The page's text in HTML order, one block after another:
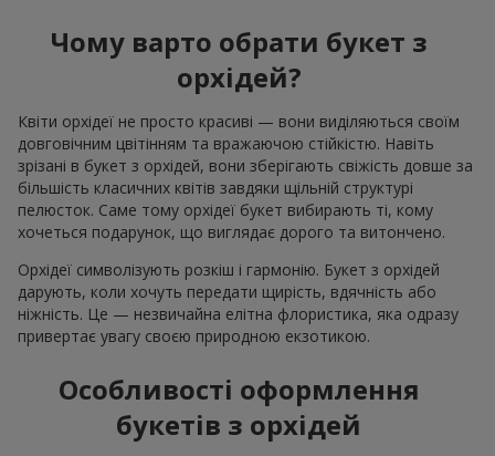
Чому варто обрати букет з
орхідей?
Квіти орхідеї не просто красиві — вони виділяються своїм
довговічним цвітінням та вражаючою стійкістю. Навіть
зрізані в букет з орхідей, вони зберігають свіжість довше за
більшість класичних квітів завдяки щільній структурі
пелюсток. Саме тому орхідеї букет вибирають ті, кому
хочеться подарунок, що виглядає дорого та витончено.
Орхідеї символізують розкіш і гармонію. Букет з орхідей
дарують, коли хочуть передати щирість, вдячність або
ніжність. Це — незвичайна елітна флористика, яка одразу
привертає увагу своєю природною екзотикою.
Особливості оформлення
букетів з орхідей